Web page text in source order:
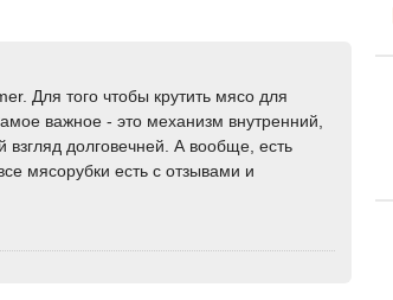
Для того чтобы крутить мясо для
важное - это механизм внутренний,
долговечней. А вообще, есть
мясорубки есть с отзывами и